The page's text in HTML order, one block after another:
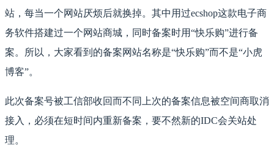
站，每当一个网站厌烦后就换掉。其中用过ecshop这款电子商
务软件搭建过一个网站商城，同时备案时用“快乐购”进行备
案。所以，大家看到的备案网站名称是“快乐购”而不是“小虎
博客”。
此次备案号被工信部收回而不同上次的备案信息被空间商取消
接入，必须在短时间内重新备案，要不然新的IDC会关站处
理。